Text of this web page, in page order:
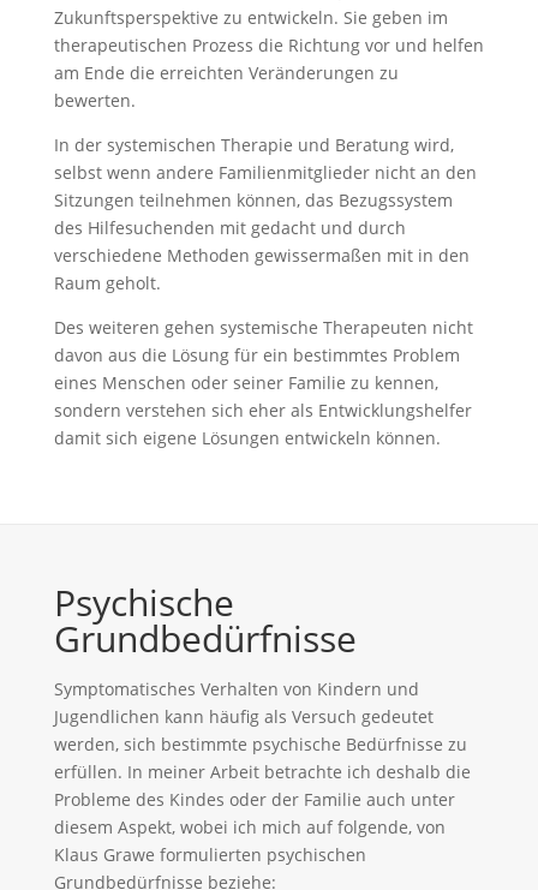
Zukunftsperspektive zu entwickeln. Sie geben im
therapeutischen Prozess die Richtung vor und helfen
am Ende die erreichten Veränderungen zu
bewerten.
In der systemischen Therapie und Beratung wird,
selbst wenn andere Familienmitglieder nicht an den
Sitzungen teilnehmen können, das Bezugssystem
des Hilfesuchenden mit gedacht und durch
verschiedene Methoden gewissermaßen mit in den
Raum geholt.
Des weiteren gehen systemische Therapeuten nicht
davon aus die Lösung für ein bestimmtes Problem
eines Menschen oder seiner Familie zu kennen,
sondern verstehen sich eher als Entwicklungshelfer
damit sich eigene Lösungen entwickeln können.
Psychische
Grundbedürfnisse
Symptomatisches Verhalten von Kindern und
Jugendlichen kann häufig als Versuch gedeutet
werden, sich bestimmte psychische Bedürfnisse zu
erfüllen. In meiner Arbeit betrachte ich deshalb die
Probleme des Kindes oder der Familie auch unter
diesem Aspekt, wobei ich mich auf folgende, von
Klaus Grawe formulierten psychischen
Grundbedürfnisse beziehe: